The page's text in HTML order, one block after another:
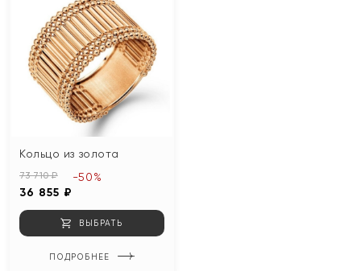
Кольцо из золота
73 710 ₽
36 855 ₽
-50%
ВЫБРАТЬ
ПОДРОБНЕЕ